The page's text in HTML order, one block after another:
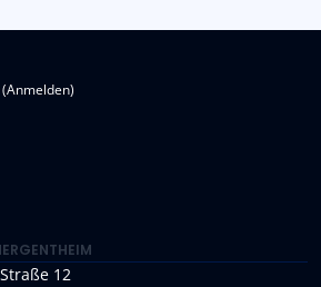
Anmelden)
12